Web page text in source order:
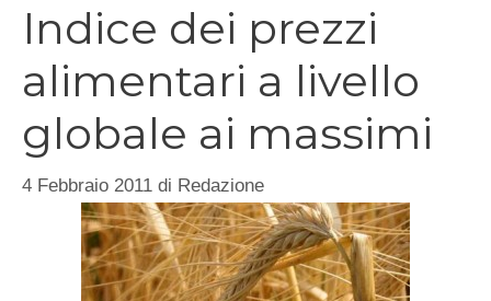
Indice dei prezzi
alimentari a livello
globale ai massimi
4 Febbraio 2011 di Redazione